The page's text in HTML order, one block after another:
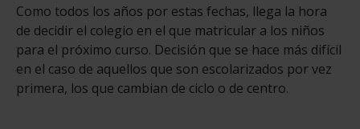
Como todos los años por estas fechas, llega la hora
de decidir el colegio en el que matricular a los niños
para el próximo curso. Decisión que se hace más difícil
en el caso de aquellos que son escolarizados por vez
primera, los que cambian de ciclo o de centro.